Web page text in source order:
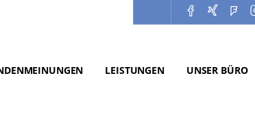
LEISTUNGEN UNSER BÜRO